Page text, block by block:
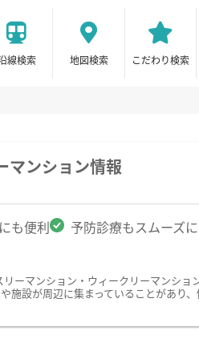
線検索 地図検索 こだわり検索
マンション情報
も便利 予防診療もスムーズ
ーマンション・ウィークリーマンショ
設が周辺に集まっていることがあり